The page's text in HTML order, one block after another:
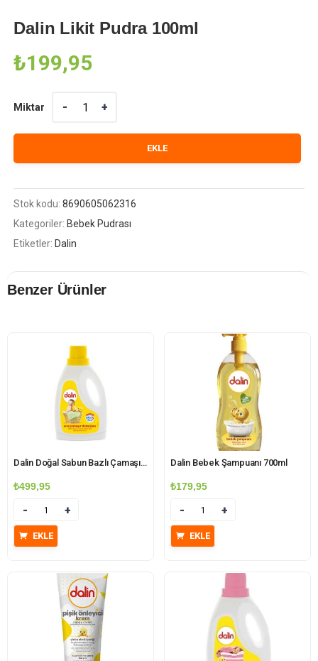
Dalin Likit Pudra 100ml
₺199,95
Miktar
EKLE
Stok kodu:8690605062316
Kategoriler: Bebek Pudrası
Etiketler: Dalin
Benzer Ürünler
Dalin Doğal Sabun Bazlı Çamaşır Deterjanı 1500ml
₺499,95
Miktar
EKLE
Dalin Bebek Şampuanı 700ml
₺179,95
Miktar
EKLE